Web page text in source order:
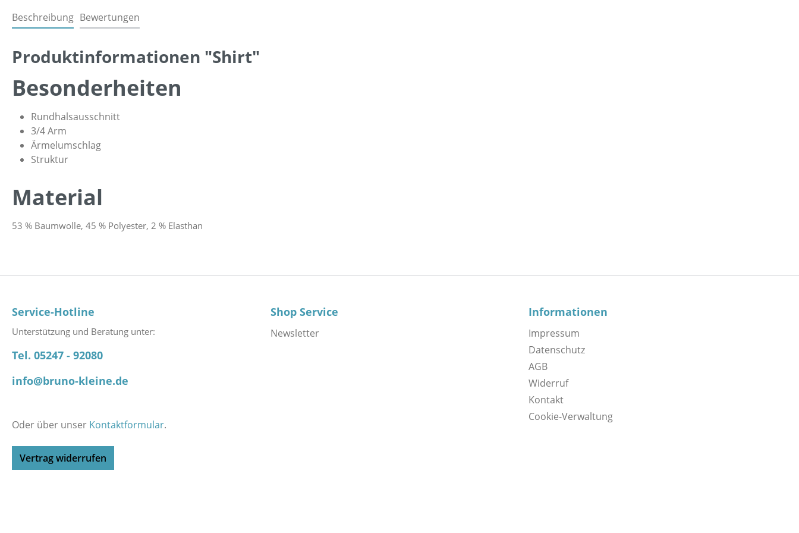
Beschreibung Bewertungen
Produktinformationen "Shirt"
Besonderheiten
Rundhalsausschnitt
3/4 Arm
Ärmelumschlag
Struktur
Material
53 % Baumwolle, 45 % Polyester, 2 % Elasthan
Service-Hotline
Unterstützung und Beratung unter:
Tel. 05247 - 92080
info@bruno-kleine.de
Oder über unser Kontaktformular.
Vertrag widerrufen
Shop Service
Newsletter
Informationen
Impressum
Datenschutz
AGB
Widerruf
Kontakt
Cookie-Verwaltung